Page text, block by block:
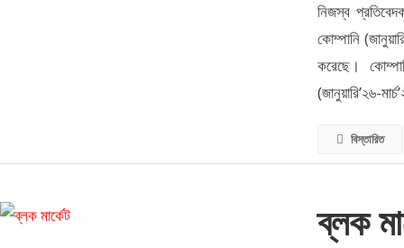
নিজস্ব
কোম্পানি
করেছে।
(জানুয়ারি’২৬-
বিস্তারিত
ব্লক